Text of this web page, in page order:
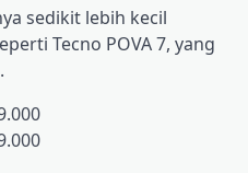
sedikit lebih kecil
Tecno POVA 7, yang